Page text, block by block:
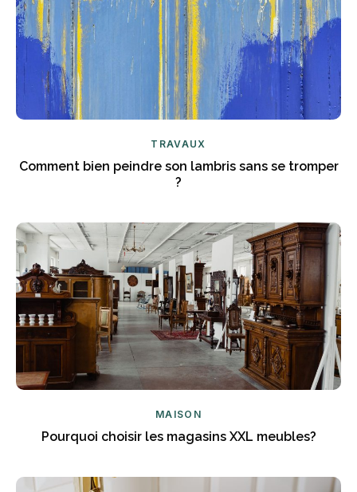
TRAVAUX
Comment bien peindre son lambris sans se tromper
?
MAISON
Pourquoi choisir les magasins XXL meubles?